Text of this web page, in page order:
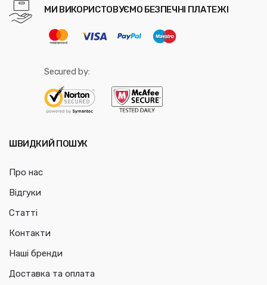
МИ ВИКОРИСТОВУЄМО БЕЗПЕЧНІ ПЛАТЕЖІ
Secured by:
ШВИДКИЙ ПОШУК
Про нас
Відгуки
Статті
Контакти
Наші бренди
Доставка та оплата